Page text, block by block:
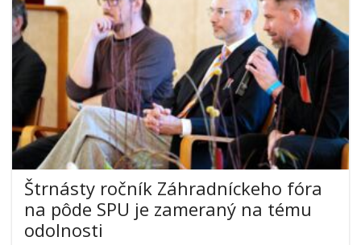
Štrnásty ročník Záhradníckeho fóra
na pôde SPU je zameraný na tému
odolnosti